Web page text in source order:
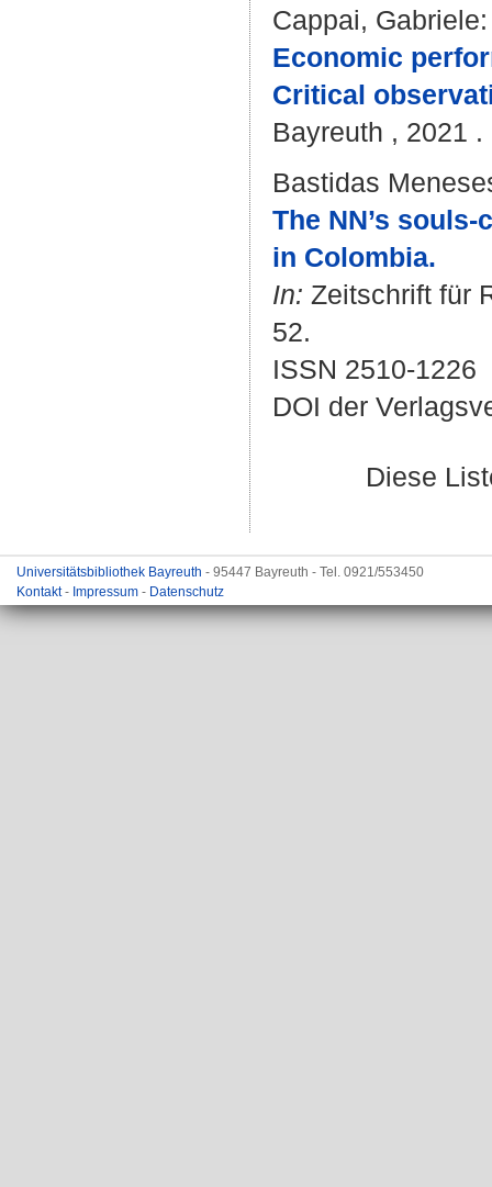
Cappai, Gabriele:
Economic
Critical
Bayreuth , 2021 .
Bastidas
The NN’s
in Colombia.
In: Zeitschrift für
52.
ISSN 2510-1226
DOI der
Diese
Universitätsbibliothek Bayreuth - 95447 Bayreuth - Tel. 0921/553450
Kontakt- Impressum - Datenschutz